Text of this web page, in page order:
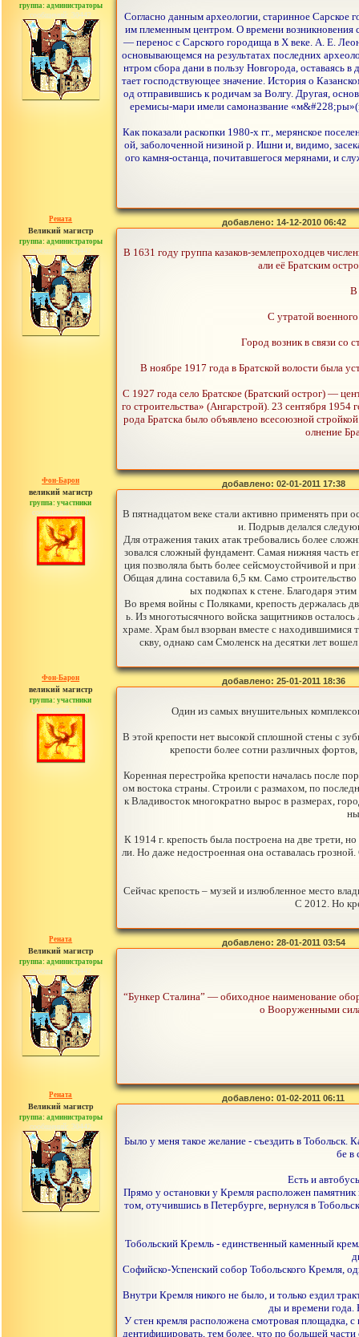
группа: администраторы
сообщений: 30442
Согласно данным археологии, старинное Сарское
им племенным центром. О времени возникновения
— перенос с Сарского городища в X веке. А. Е.
основывающемся на результатах последних
нтром сбора дани в пользу Новгорода, оставаясь
тает господствующее значение. История о
од отправившись к родичам за Волгу. Другая,
еремисы-мари имели самоназвание
Как показали раскопки 1980-х гг., мерянское
ой, заболоченной низиной р. Ишни и, видимо,
ого камня-останца, почитавшегося мерянами, и
Рената
Великий магистр
группа: администраторы
сообщений: 30442
добавлено: 14-12-2010 06:42
В 1631 году группа казаков-землепроходцев
али её Братским
В
С утратой
Город возник в связи со
В ноябре 1917 года в Братской волости была
С 1927 года село Братское (Братский острог) —
го строительства» (Ангарстрой). 23 сентября 1954
рода Братска было объявлено всесоюзной
олнение
Фон-Барон
великий магистр
группа: участники
сообщений: 3391
добавлено: 02-01-2011 17:38
В пятнадцатом веке стали активно применять при
и. Подрыв делался
Для отражения таких атак требовались более
зовался сложный фундамент. Самая нижняя часть
ция позволяла быть более сейсмоустойчивой и
Общая длина составила 6,5 км. Само
ых подкопах к стене. Благодаря
Во время войны с Поляками, крепость держалась
ь. Из многотысячного войска защитников
храме. Храм был взорван вместе с находившимися
скву, однако сам Смоленск на десятки лет
Фон-Барон
великий магистр
группа: участники
сообщений: 3391
добавлено: 25-01-2011 18:36
Один из самых внушительных
В этой крепости нет высокой сплошной стены с
крепости более сотни различных
Коренная перестройка крепости началась после
ом востока страны. Строили с размахом, по
к Владивосток многократно вырос в размерах,
К 1914 г. крепость была построена на две трети,
ли. Но даже недостроенная она оставалась
Сейчас крепость – музей и излюбленное место
С 2012. Но
Рената
Великий магистр
группа: администраторы
сообщений: 30442
добавлено: 28-01-2011 03:54
“Бункер Сталина” — обиходное наименование
о Вооруженными
Рената
Великий магистр
группа: администраторы
сообщений: 30442
добавлено: 01-02-2011 06:11
Было у меня такое желание - съездить в Тобольск.
бе в
Есть и
Прямо у остановки у Кремля расположен
том, отучившись в Петербурге, вернулся в
Тобольский Кремль - единственный каменный
Софийско-Успенский собор Тобольского Кремля,
Внутри Кремля никого не было, и только ездил
ды и времени года.
У стен кремля расположена смотровая площадка,
дентифицировать, тем более, что по большей